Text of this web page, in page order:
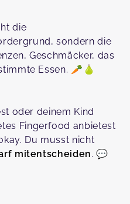
die
sondern die
Geschmäcker, das
Essen. 🥕🍐
oder deinem Kind
Fingerfood anbietest
Du musst nicht
mitentscheiden. 💬